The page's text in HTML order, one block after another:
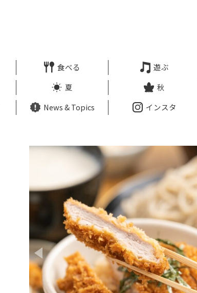
食べる 遊ぶ
夏 秋
News & Topics インスタ
Prev